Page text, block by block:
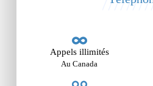
Appels illimités
Au Canada